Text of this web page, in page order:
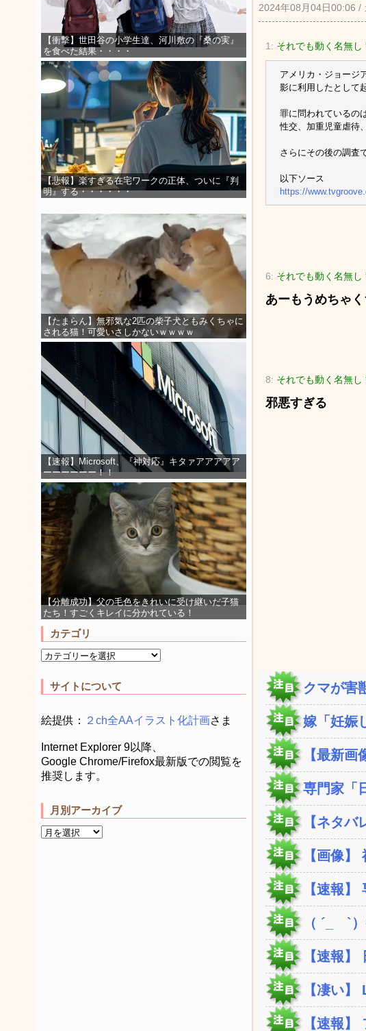
【衝撃】世田谷の小学生達、河川敷の『桑の実』
を食べた結果・・・・
【悲報】楽すぎる在宅ワークの正体、ついに『判
明』する・・・・・・
【たまらん】無邪気な2匹の柴子犬ともみくちゃに
される猫！可愛いさしかないｗｗｗｗ
【速報】Microsoft、『神対応』キタァアアアアア
ーーーーーー！！
【分離成功】父の毛色をきれいに受け継いだ子猫
たち！すごくキレイに分かれている！
カテゴリ
サイトについて
絵提供： ２ch全AAイラスト化計画さま
Internet Explorer 9以降、
Google Chrome/Firefox最新版での閲覧を
推奨します。
月別アーカイブ
2024年08月04日00:06 /
1: それでも動く名無し
アメリカ・ジョージ
影に利用したとして
罪に問われているの
性交、加重児童虐待
さらにその後の調査
以下ソース
https://
6: それでも動く名無
あーもうめちゃ
8: それでも動く名無し
邪悪すぎる
クマが害
嫁「妊娠
【最新
専門家「
【ネタ
【画像
【速報
（ ´_ゝ`
【速報
【凄い
【速報